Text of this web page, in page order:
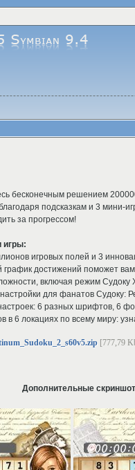
бесконечным решением
подсказкам и 3 мини-
за прогрессом!
игры:
игровых полей и 3
достижений поможет вам
включая режим Судоку
для фанатов Судоку:
6 разных шрифтов, 6
в 6 локациях по всему миру:
[777,79
Дополнительные